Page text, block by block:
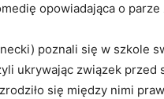
opowiadająca o
poznali się w szkole
ukrywając związek
się między nimi